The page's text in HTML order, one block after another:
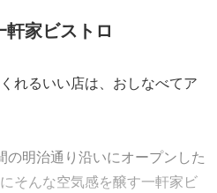
家ビストロ
れるいい店は、おしなべてア
明治通り沿いにオープンした
そんな空気感を醸す一軒家ビ